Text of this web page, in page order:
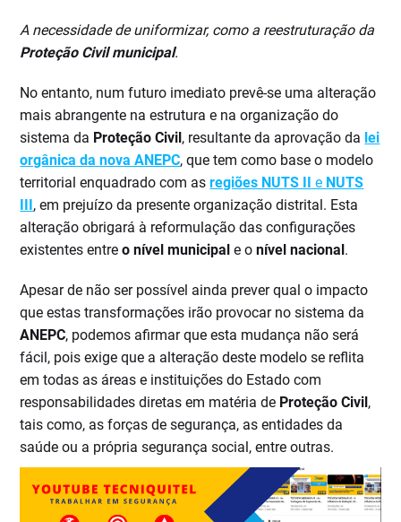
A necessidade de uniformizar, como a reestruturação da
Proteção Civil municipal.
No entanto, num futuro imediato prevê-se uma alteração
mais abrangente na estrutura e na organização do
sistema da Proteção Civil, resultante da aprovação da lei
orgânica da nova ANEPC, que tem como base o modelo
territorial enquadrado com asregiões NUTS II e NUTS
III, em prejuízo da presente organização distrital. Esta
alteração obrigará à reformulação das configurações
existentes entreo nível municipal e o nível nacional.
Apesar de não ser possível ainda prever qual o impacto
que estas transformações irão provocar no sistema da
ANEPC, podemos afirmar que esta mudança não será
fácil, pois exige que a alteração deste modelo se reflita
em todas as áreas e instituições do Estado com
responsabilidades diretas em matéria de Proteção Civil,
tais como, as forças de segurança, as entidades da
saúde ou a própria segurança social, entre outras.